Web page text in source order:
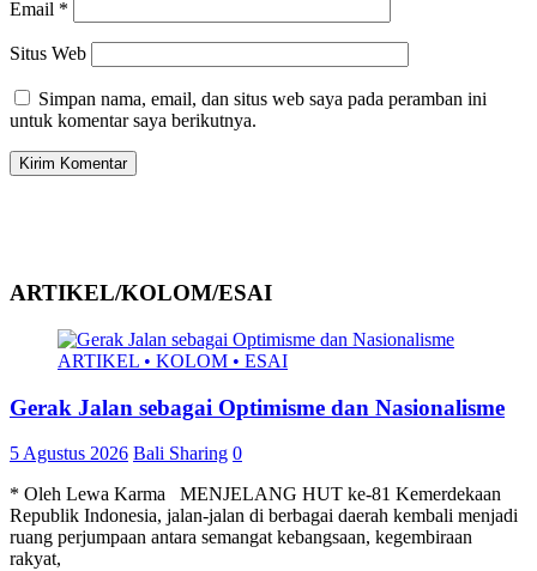
Email *
Situs Web
Simpan nama, email, dan situs web saya pada peramban ini
untuk komentar saya berikutnya.
ARTIKEL/KOLOM/ESAI
ARTIKEL • KOLOM • ESAI
Gerak Jalan sebagai Optimisme dan Nasionalisme
5 Agustus 2026 Bali Sharing 0
* Oleh Lewa Karma MENJELANG HUT ke-81 Kemerdekaan
Republik Indonesia, jalan-jalan di berbagai daerah kembali menjadi
ruang perjumpaan antara semangat kebangsaan, kegembiraan
rakyat,